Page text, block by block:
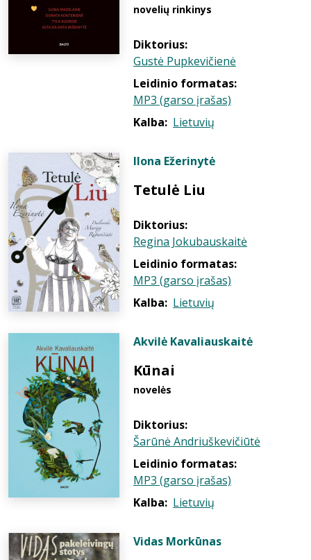
novelių rinkinys
Diktorius:
Gustė Pupkevičienė
Leidinio formatas:
MP3 (garso įrašas)
Kalba: Lietuvių
Ilona Ežerinytė
Tetulė Liu
Diktorius:
Regina Jokubauskaitė
Leidinio formatas:
MP3 (garso įrašas)
Kalba: Lietuvių
Akvilė Kavaliauskaitė
Kūnai
novelės
Diktorius:
Šarūnė Andriuškevičiūtė
Leidinio formatas:
MP3 (garso įrašas)
Kalba: Lietuvių
Vidas Morkūnas